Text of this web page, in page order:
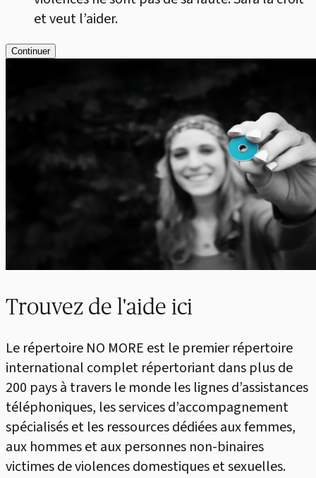
et veut l’aider.
Continuer
Trouvez de l'aide ici
Le répertoire NO MORE est le premier répertoire
international complet répertoriant dans plus de
200 pays à travers le monde les lignes d’assistances
téléphoniques, les services d’accompagnement
spécialisés et les ressources dédiées aux femmes,
aux hommes et aux personnes non-binaires
victimes de violences domestiques et sexuelles.